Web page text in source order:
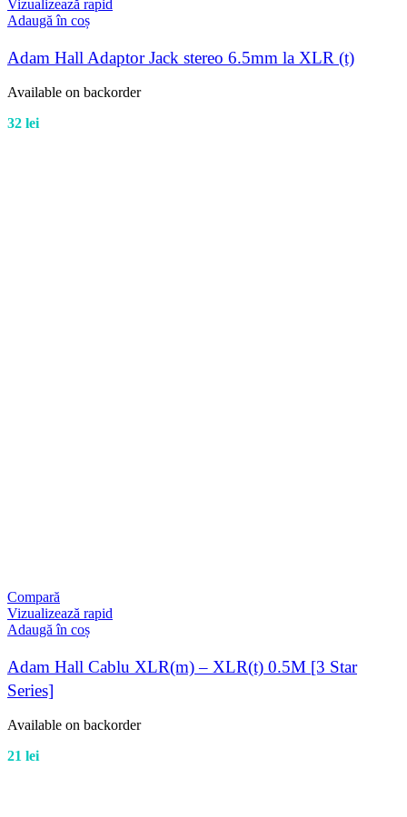
Vizualizează rapid
Adaugă în coș
Adam Hall Adaptor Jack stereo 6.5mm la XLR (t)
Available on backorder
32 lei
Compară
Vizualizează rapid
Adaugă în coș
Adam Hall Cablu XLR(m) – XLR(t) 0.5M [3 Star
Series]
Available on backorder
21 lei